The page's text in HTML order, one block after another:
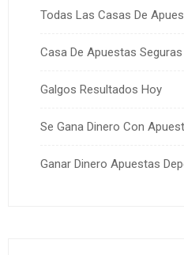
Todas Las Casas De
Casa De Apuestas
Galgos Resultados Hoy
Se Gana Dinero Con
Ganar Dinero Apuestas